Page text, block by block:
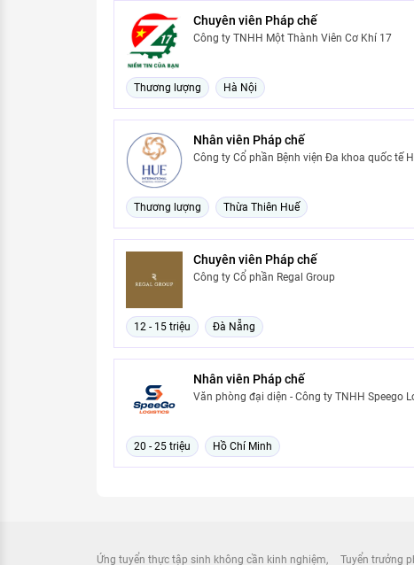
Chuyên viên Pháp chế
Công ty TNHH Một Thành Viên Cơ Khí 17
Thương lượng Hà Nội
Nhân viên Pháp chế
Công ty Cổ phần Bệnh viện Đa khoa quốc tế
Thương lượng Thừa Thiên Huế
Chuyên viên Pháp chế
Công ty Cổ phần Regal Group
12 - 15 triệu Đà Nẵng
Nhân viên Pháp chế
Văn phòng đại diện - Công ty TNHH Speego
20 - 25 triệu Hồ Chí Minh
Ứng tuyển thực tập sinh không cần kinh nghiệm Tuyển trưởng